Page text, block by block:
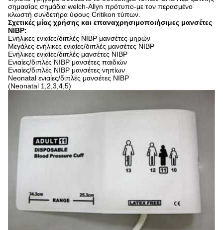
σημασίας σημάδια welch-Allyn πρότυπο-με τον περασμένο
κλωστή συνδετήρα ύφους Critikon τύπων.
Σχετικές μίας χρήσης και επαναχρησιμοποιήσιμες μανσέτες
NIBP:
Ενήλικες ενιαίες/διπλές NIBP μανσέτες μηρών
Μεγάλες ενήλικες ενιαίες/διπλές μανσέτες NIBP
Ενήλικες ενιαίες/διπλές μανσέτες NIBP
Ενιαίες/διπλές NIBP μανσέτες παιδιών
Ενιαίες/διπλές NIBP μανσέτες νηπίων
Neonatal ενιαίες/διπλές μανσέτες NIBP
(Neonatal 1,2,3,4,5)